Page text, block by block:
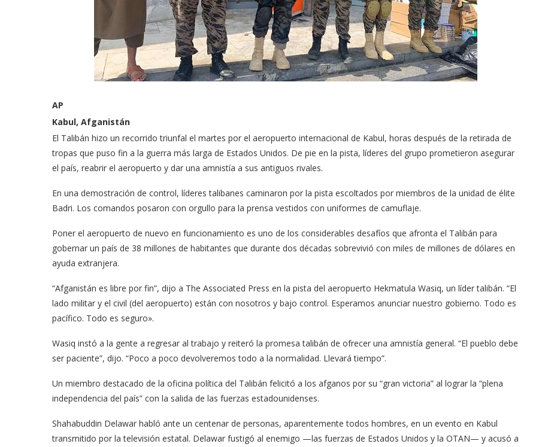
AP
Kabul, Afganistán
El Talibán hizo un recorrido triunfal el martes por el aeropuerto internacional de Kabul, horas después de la retirada de
tropas que puso fin a la guerra más larga de Estados Unidos. De pie en la pista, líderes del grupo prometieron asegurar
el país, reabrir el aeropuerto y dar una amnistía a sus antiguos rivales.
En una demostración de control, líderes talibanes caminaron por la pista escoltados por miembros de la unidad de élite
Badri. Los comandos posaron con orgullo para la prensa vestidos con uniformes de camuflaje.
Poner el aeropuerto de nuevo en funcionamiento es uno de los considerables desafíos que afronta el Talibán para
gobernar un país de 38 millones de habitantes que durante dos décadas sobrevivió con miles de millones de dólares en
ayuda extranjera.
“Afganistán es libre por fin”, dijo a The Associated Press en la pista del aeropuerto Hekmatula Wasiq, un líder talibán. “El
lado militar y el civil (del aeropuerto) están con nosotros y bajo control. Esperamos anunciar nuestro gobierno. Todo es
pacífico. Todo es seguro».
Wasiq instó a la gente a regresar al trabajo y reiteró la promesa talibán de ofrecer una amnistía general. “El pueblo debe
ser paciente”, dijo. “Poco a poco devolveremos todo a la normalidad. Llevará tiempo”.
Un miembro destacado de la oficina política del Talibán felicitó a los afganos por su “gran victoria” al lograr la “plena
independencia del país” con la salida de las fuerzas estadounidenses.
Shahabuddin Delawar habló ante un centenar de personas, aparentemente todos hombres, en un evento en Kabul
transmitido por la televisión estatal. Delawar fustigó al enemigo —las fuerzas de Estados Unidos y la OTAN— y acusó a